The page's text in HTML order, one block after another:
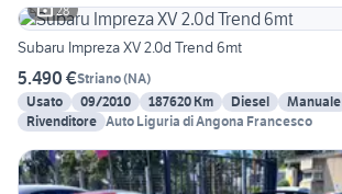
28
Subaru Impreza XV 2.0d Trend 6mt
5.490 €Striano(NA)
Usato
09/2010 187620 Km Diesel Manuale
Rivenditore Auto Liguria di Angona Francesco